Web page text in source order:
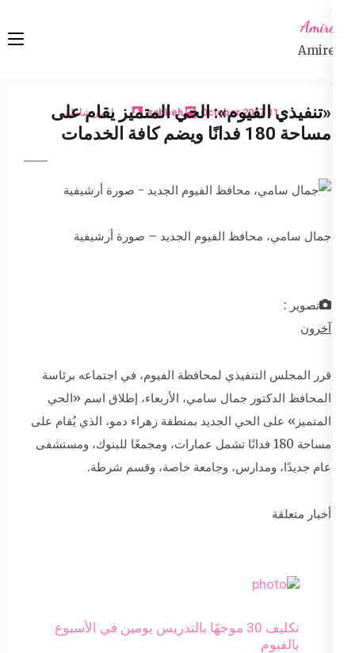
content
Amireta
Amireta
11 October 2017
sabbeh اخبار شاملة
«تنفيذي الفيوم»: الحي المتميز يقام على
مساحة 180 فدانًا ويضم كافة الخدمات
جمال سامي، محافظ الفيوم الجديد – صورة أرشيفية
تصوير :
آخرون
قرر المجلس التنفيذي لمحافظة الفيوم، في اجتماعه برئاسة
المحافظ الدكتور جمال سامي، الأربعاء، إطلاق اسم «الحي
المتميز» على الحي الجديد بمنطقة زهراء دمو، الذي يُقام على
مساحة 180 فدانًا تشمل عمارات، ومجمعًا للبنوك، ومستشفى
عام جديدًا، ومدارس، وجامعة خاصة، وقسم شرطة.
أخبار متعلقة
تكليف 30 موجهًا بالتدريس يومين في الأسبوع
بالفيوم